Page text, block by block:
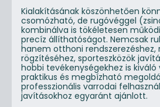
Kialakításának köszönhetően
csomózható, de rugóvéggel
kombinálva is tökéletesen
precíz állíthatóságot. Nemcsak
hanem otthoni rendszerezéshez,
rögzítéséhez, sporteszközök
hobbi tevékenységekhez is kiváló
praktikus és megbízható
professzionális varrodai
javításokhoz egyaránt ajánlott.